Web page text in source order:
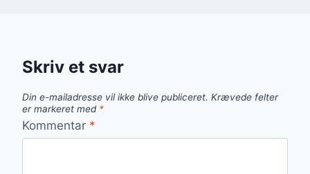
Skriv et svar
Din e-mailadresse vil ikke blive publiceret. Krævede felter
er markeret med *
Kommentar *